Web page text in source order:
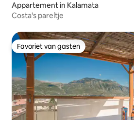
Appartement in Kalamata
Costa's pareltje
Favoriet van gasten
Favoriet van gasten